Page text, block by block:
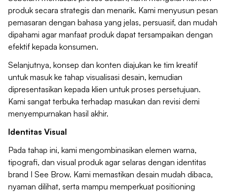
produk secara strategis dan menarik. Kami menyusun pesan
pemasaran dengan bahasa yang jelas, persuasif, dan mudah
dipahami agar manfaat produk dapat tersampaikan dengan
efektif kepada konsumen.
Selanjutnya, konsep dan konten diajukan ke tim kreatif
untuk masuk ke tahap visualisasi desain, kemudian
dipresentasikan kepada klien untuk proses persetujuan.
Kami sangat terbuka terhadap masukan dan revisi demi
menyempurnakan hasil akhir.
Identitas Visual
Pada tahap ini, kami mengombinasikan elemen warna,
tipografi, dan visual produk agar selaras dengan identitas
brand I See Brow. Kami memastikan desain mudah dibaca,
nyaman dilihat, serta mampu memperkuat positioning